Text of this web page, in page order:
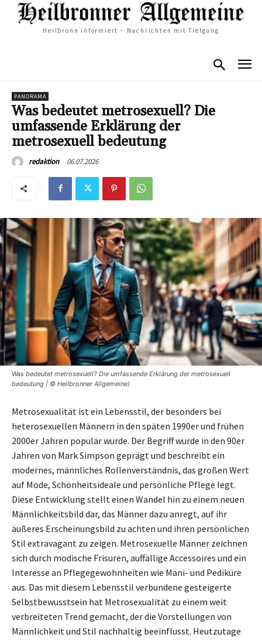
Heilbronn informiert – Nachrichten mit Tiefgang
PANORAMA
Was bedeutet metrosexuell? Die
umfassende Erklärung der
metrosexuell bedeutung
redaktion 06.07.2026
Was bedeutet metrosexuell? Die umfassende Erklärung der metrosexuell
bedeutung | © Heilbronner Allgemeine)
Metrosexualität ist ein Lebensstil, der besonders bei
heterosexuellen Männern in den späten 1990er und frühen
2000er Jahren populär wurde. Der Begriff wurde in den 90er
Jahren von Mark Simpson geprägt und beschreibt ein
modernes, männliches Rollenverständnis, das großen Wert
auf Mode, Schönheitsideale und persönliche Pflege legt.
Diese Entwicklung stellt einen Wandel hin zu einem neuen
Männlichkeitsbild dar, das Männer dazu anregt, auf ihr
äußeres Erscheinungsbild zu achten und ihren persönlichen
Stil extravagant zu zeigen. Metrosexuelle Männer zeichnen
sich durch modische Frisuren, auffällige Accessoires und ein
Interesse an Pflegegewohnheiten wie Mani- und Pediküre
aus. Das mit diesem Lebensstil verbundene gesteigerte
Selbstbewusstsein hat Metrosexualität zu einem weit
verbreiteten Trend gemacht, der die Vorstellungen von
Männlichkeit und Stil nachhaltig beeinflusst. Heutzutage